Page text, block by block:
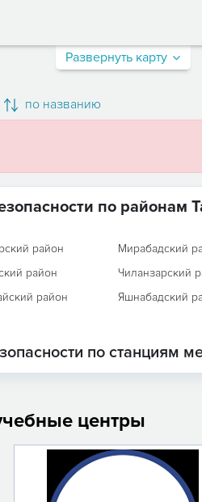
Развернуть карту
по названию
по районам
район Мирабадский
район Чиланзарский
район Яшнабадский
по станциям
центры